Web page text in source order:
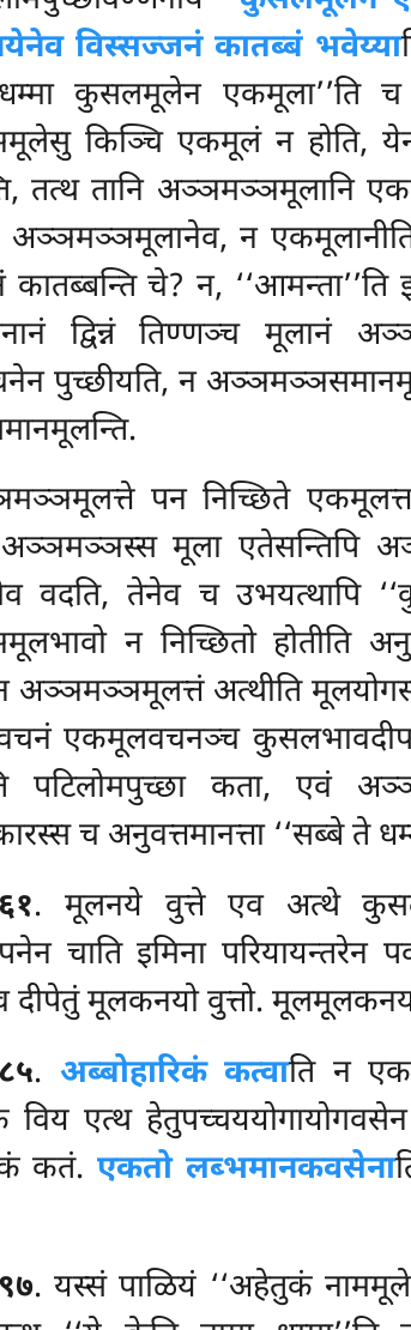
विस्सज्जनं कातब्बं भवेय्या
कुसलमूलेन एकमूला’’ति च
किञ्चि एकमूलं न होति, येन
तत्थ तानि अञ्ञमञ्ञमूलानि
अञ्ञमञ्ञमूलानेव, न एकमूलानीति
कातब्बन्ति चे? न,
द्विन्नं तिण्णञ्चमूलानं
पुच्छीयति, न
पन निच्छिते
मूला
वदति, तेनेव च उभयत्थापि
न निच्छितो होतीति
अञ्ञमञ्ञमूलत्तं अत्थीति
एकमूलवचनञ्च
पटिलोमपुच्छा कता, एवं
च अनुवत्तमानत्ता ‘‘सब्बे ते
. मूलनये वुत्ते एव अत्थे
चाति इमिना
मूलकनयो वुत्तो.
. अब्बोहारिकं कत्वाति न
एत्थ
कतं.एकतो लब्भमानकवसेना
. यस्सं पाळियं ‘‘अहेतुकं